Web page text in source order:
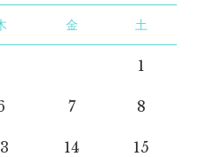
金 土
1
7 8
14 15